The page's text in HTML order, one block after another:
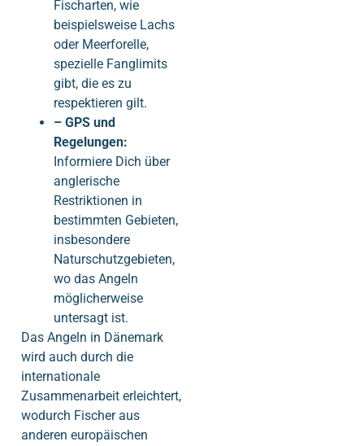
Fischarten, wie
beispielsweise Lachs
oder Meerforelle,
spezielle Fanglimits
gibt, die es zu
respektieren gilt.
– GPS und
Regelungen:
Informiere Dich über
anglerische
Restriktionen in
bestimmten Gebieten,
insbesondere
Naturschutzgebieten,
wo das Angeln
möglicherweise
untersagt ist.
Das Angeln in Dänemark
wird auch durch die
internationale
Zusammenarbeit erleichtert,
wodurch Fischer aus
anderen europäischen